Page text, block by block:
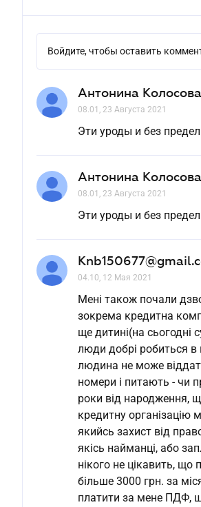
Войдите, чтобы оставить
Антонина Колосова
08.01, 23 Августа 2021
Эти уроды и без
Антонина Колосова
08.01, 23 Августа 2021
Эти уроды и без
04.10, 12 Мая 2021
Мені також почали
зокрема кредитна
ще дитині(на
люди добрі робиться в
людина не може
номери і питають - чи
роки від народження,
кредитну організацію
якийсь захист від
якісь найманці, або
нікого не цікавить,
більше 3000 грн. за
платити за мене ПДФ,